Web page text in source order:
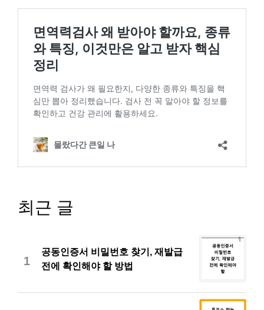
최근 글
1
공동인증서 비밀번호 찾기, 재발급
전에 확인해야 할 방법